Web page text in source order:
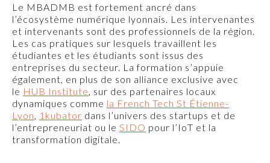
Le MBADMB est fortement ancré dans
l’écosystème numérique lyonnais. Les intervenantes
et intervenants sont des professionnels de la région.
Les cas pratiques sur lesquels travaillent les
étudiantes et les étudiants sont issus des
entreprises du secteur. La formation s’appuie
également, en plus de son alliance exclusive avec
le HUB Institute, sur des partenaires locaux
dynamiques comme la French Tech St Étienne-
Lyon, 1kubator dans l’univers des startups et de
l’entrepreneuriat ou le SIDO pour l’IoT et la
transformation digitale.